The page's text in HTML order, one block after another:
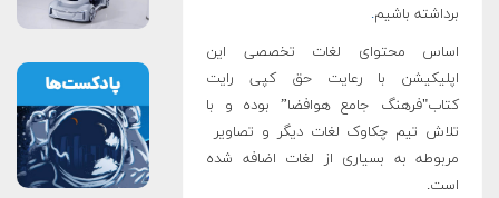
برداشته باشیم.
اساس محتوای لغات تخصصی این
اپلیکیشن با رعایت حق کپی رایت
کتاب"فرهنگ جامع هوافضا” بوده و با
تلاش تیم چکاوک لغات دیگر و تصاویر
مربوطه به بسیاری از لغات اضافه شده
است.